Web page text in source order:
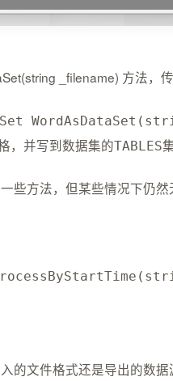
_filename) 方法
些方法，但某些情况下仍
的文件格式还是导出的数